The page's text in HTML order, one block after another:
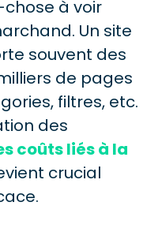
à voir
Un site
souvent des
de pages
filtres, etc.
des
coûts liés à la
crucial